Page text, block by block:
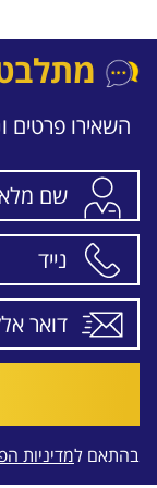
השאירו פרטים
בהתאם למדיניות